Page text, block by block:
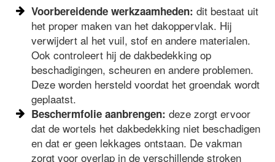
Voorbereidende werkzaamheden: dit bestaat uit
het proper maken van het dakoppervlak. Hij
verwijdert al het vuil, stof en andere materialen.
Ook controleert hij de dakbedekking op
beschadigingen, scheuren en andere problemen.
Deze worden hersteld voordat het groendak wordt
geplaatst.
Beschermfolie aanbrengen: deze zorgt ervoor
dat de wortels het dakbedekking niet beschadigen
en dat er geen lekkages ontstaan. De vakman
zorgt voor overlap in de verschillende stroken